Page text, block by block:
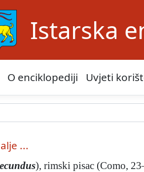
Istarska
O enciklopediji Uvjeti
...
), rimski pisac (Como,